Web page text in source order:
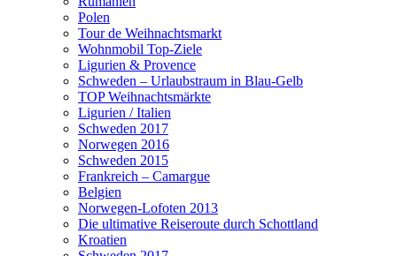
Polen
Tour de Weihnachtsmarkt
Wohnmobil Top-Ziele
Ligurien & Provence
Schweden – Urlaubstraum in Blau-Gelb
TOP Weihnachtsmärkte
Ligurien / Italien
Schweden 2017
Norwegen 2016
Schweden 2015
Frankreich – Camargue
Belgien
Norwegen-Lofoten 2013
Die ultimative Reiseroute durch Schottland
Kroatien